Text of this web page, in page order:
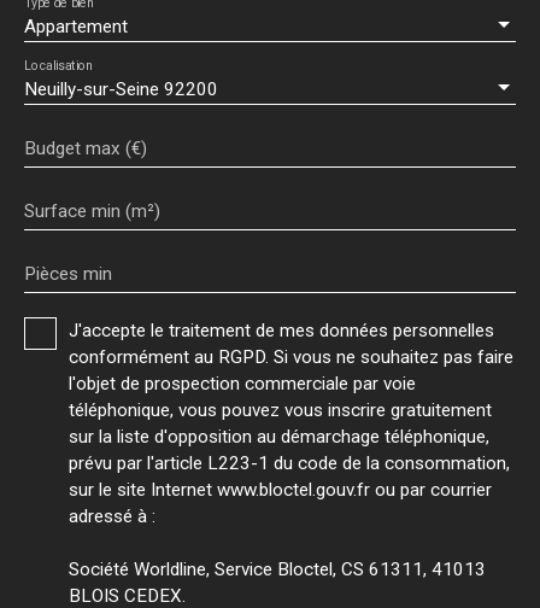
Appartement
Neuilly-sur-Seine 92200
Localisation
Budget max (€)
Surface min (m²)
Pièces min
J'accepte le traitement de mes données personnelles
conformément au RGPD. Si vous ne souhaitez pas faire
l'objet de prospection commerciale par voie
téléphonique, vous pouvez vous inscrire gratuitement
sur la liste d'opposition au démarchage téléphonique,
prévu par l'article L223-1 du code de la consommation,
sur le site Internet www.bloctel.gouv.fr ou par courrier
adressé à :
Société Worldline, Service Bloctel, CS 61311, 41013
BLOIS CEDEX.